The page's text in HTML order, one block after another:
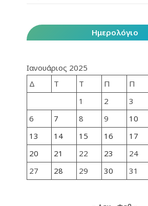
Ημερολόγιο
Ιανουάριος 2025
Δ
Τ Τ Π Π
1
2 3
6
7 8 9 10
13
14 15 16 17
20
21 22 23 24
27
28 29 30 31